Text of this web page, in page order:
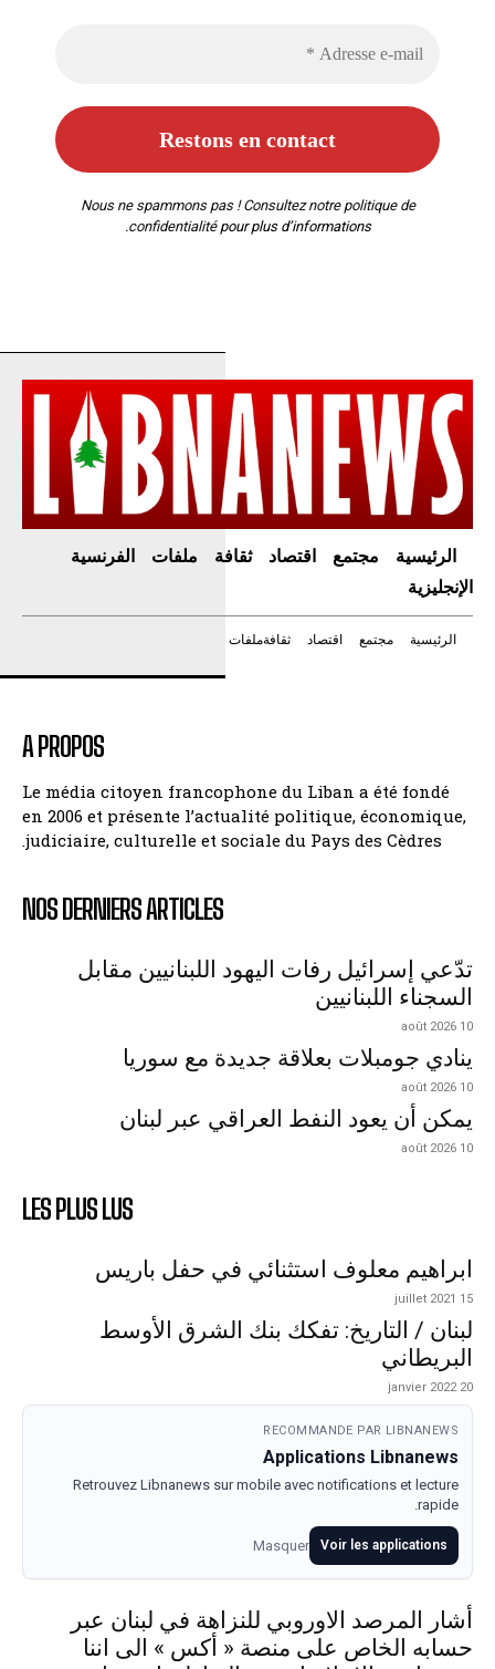
Nous ne spammons pas ! Consultez notre politique de
confidentialitépour plus d’informations.
الرئيسية مجتمع اقتصاد ثقافة ملفات
الفرنسية
الإنجليزية
الرئيسية مجتمع اقتصاد ثقافةملفات
A PROPOS
Le média citoyen francophone du Liban a été fondé
en 2006 et présente l’actualité politique, économique,
judiciaire, culturelle et sociale du Pays des Cèdres.
NOS DERNIERS ARTICLES
تدّعي إسرائيل رفات اليهود اللبنانيين مقابل
السجناء اللبنانيين
10 août 2026
ينادي جومبلات بعلاقة جديدة مع سوريا
10 août 2026
يمكن أن يعود النفط العراقي عبر لبنان
10 août 2026
LES PLUS LUS
ابراهيم معلوف استثنائي في حفل باريس
15 juillet 2021
لبنان / التاريخ: تفكك بنك الشرق الأوسط
البريطاني
20 janvier 2022
RECOMMANDE PAR LIBNANEWS
Applications Libnanews
Retrouvez Libnanews sur mobile avec notifications et lecture
rapide.
Voir les applications
Masquer
أشار المرصد الاوروبي للنزاهة في لبنان عبر
حسابه الخاص على منصة « أكس » الى اننا